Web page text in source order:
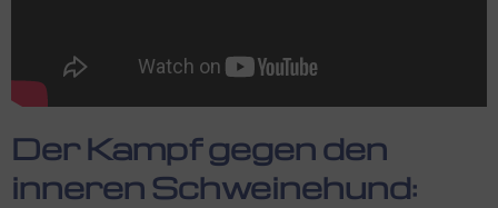
Der Kampf gegen den
inneren Schweinehund: